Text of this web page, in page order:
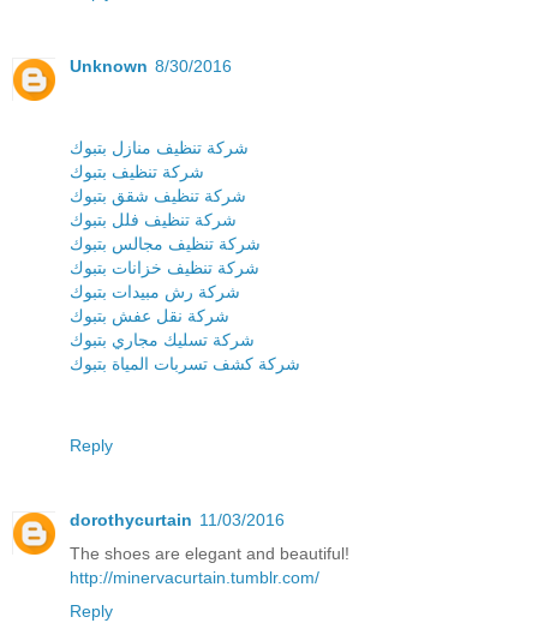
Unknown 8/30/2016
شركة تنظيف منازل بتبوك
شركة تنظيف بتبوك
شركة تنظيف شقق بتبوك
شركة تنظيف فلل بتبوك
شركة تنظيف مجالس بتبوك
شركة تنظيف خزانات بتبوك
شركة رش مبيدات بتبوك
شركة نقل عفش بتبوك
شركة تسليك مجاري بتبوك
شركة كشف تسربات المياة بتبوك
Reply
dorothycurtain 11/03/2016
The shoes are elegant and beautiful!
http://minervacurtain.tumblr.com/
Reply